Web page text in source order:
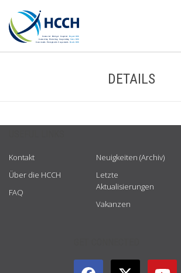
DETAILS
Kontakt
Über die HCCH
FAQ
Neuigkeiten (Archiv)
Letzte
Aktualisierungen
Vakanzen